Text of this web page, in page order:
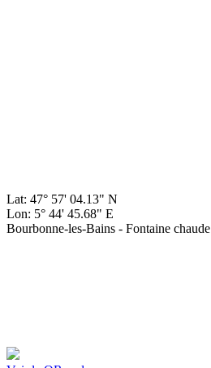
Lat: 47° 57' 04.13" N
Lon: 5° 44' 45.68" E
Bourbonne-les-Bains - Fontaine chaude